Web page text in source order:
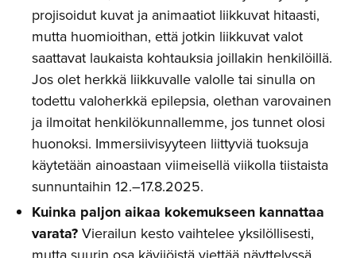
projisoidut kuvat ja animaatiot liikkuvat hitaasti,
mutta huomioithan, että jotkin liikkuvat valot
saattavat laukaista kohtauksia joillakin henkilöillä.
Jos olet herkkä liikkuvalle valolle tai sinulla on
todettu valoherkkä epilepsia, olethan varovainen
ja ilmoitat henkilökunnallemme, jos tunnet olosi
huonoksi. Immersiivisyyteen liittyviä tuoksuja
käytetään ainoastaan viimeisellä viikolla tiistaista
sunnuntaihin 12.–17.8.2025.
Kuinka paljon aikaa kokemukseen kannattaa
varata?Vierailun kesto vaihtelee yksilöllisesti,